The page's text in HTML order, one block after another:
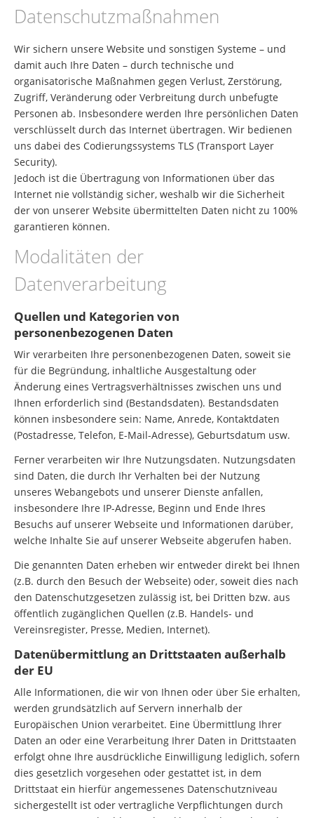
Datenschutzmaßnahmen
Wir sichern unsere Website und sonstigen Systeme – und
damit auch Ihre Daten – durch technische und
organisatorische Maßnahmen gegen Verlust, Zerstörung,
Zugriff, Veränderung oder Verbreitung durch unbefugte
Personen ab. Insbesondere werden Ihre persönlichen Daten
verschlüsselt durch das Internet übertragen. Wir bedienen
uns dabei des Codierungssystems TLS (Transport Layer
Security).
Jedoch ist die Übertragung von Informationen über das
Internet nie vollständig sicher, weshalb wir die Sicherheit
der von unserer Website übermittelten Daten nicht zu 100%
garantieren können.
Modalitäten der
Datenverarbeitung
Quellen und Kategorien von
personenbezogenen Daten
Wir verarbeiten Ihre personenbezogenen Daten, soweit sie
für die Begründung, inhaltliche Ausgestaltung oder
Änderung eines Vertragsverhältnisses zwischen uns und
Ihnen erforderlich sind (Bestandsdaten). Bestandsdaten
können insbesondere sein: Name, Anrede, Kontaktdaten
(Postadresse, Telefon, E-Mail-Adresse), Geburtsdatum usw.
Ferner verarbeiten wir Ihre Nutzungsdaten. Nutzungsdaten
sind Daten, die durch Ihr Verhalten bei der Nutzung
unseres Webangebots und unserer Dienste anfallen,
insbesondere Ihre IP-Adresse, Beginn und Ende Ihres
Besuchs auf unserer Webseite und Informationen darüber,
welche Inhalte Sie auf unserer Webseite abgerufen haben.
Die genannten Daten erheben wir entweder direkt bei Ihnen
(z.B. durch den Besuch der Webseite) oder, soweit dies nach
den Datenschutzgesetzen zulässig ist, bei Dritten bzw. aus
öffentlich zugänglichen Quellen (z.B. Handels- und
Vereinsregister, Presse, Medien, Internet).
Datenübermittlung an Drittstaaten außerhalb
der EU
Alle Informationen, die wir von Ihnen oder über Sie erhalten,
werden grundsätzlich auf Servern innerhalb der
Europäischen Union verarbeitet. Eine Übermittlung Ihrer
Daten an oder eine Verarbeitung Ihrer Daten in Drittstaaten
erfolgt ohne Ihre ausdrückliche Einwilligung lediglich, sofern
dies gesetzlich vorgesehen oder gestattet ist, in dem
Drittstaat ein hierfür angemessenes Datenschutzniveau
sichergestellt ist oder vertragliche Verpflichtungen durch